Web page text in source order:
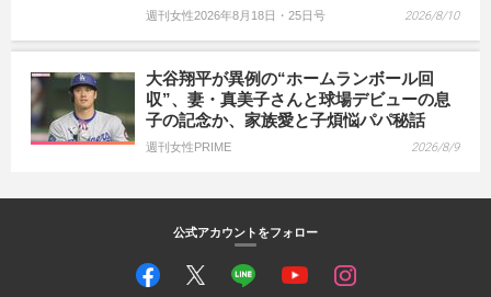
週刊女性2026年8月18日・25日号 2026/8/10
大谷翔平が異例の“ホームランボール回
収”、妻・真美子さんと球場デビューの息
子の記念か、家族愛と子煩悩パパ秘話
週刊女性PRIME 2026/8/9
公式アカウントをフォロー